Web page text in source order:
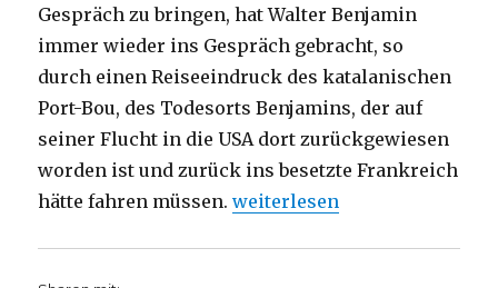
Gespräch zu bringen, hat Walter Benjamin
immer wieder ins Gespräch gebracht, so
durch einen Reiseeindruck des katalanischen
Port-Bou, des Todesorts Benjamins, der auf
seiner Flucht in die USA dort zurückgewiesen
worden ist und zurück ins besetzte Frankreich
hätte fahren müssen.„Notizen zu Walter
weiterlesen